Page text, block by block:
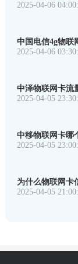
2025-04-06
中国电信4g物联
2025-04-06
中泽物联网卡流
2025-04-05
中移物联网卡哪
2025-04-05
为什么物联网卡
2025-04-05